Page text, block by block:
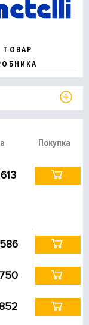
ТОВАР
Покупка